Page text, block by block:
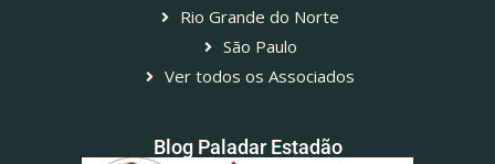
Rio Grande do Norte
São Paulo
Ver todos os Associados
Blog Paladar Estadão